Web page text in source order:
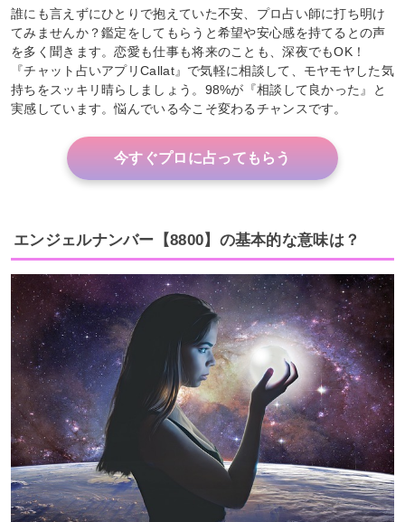
誰にも言えずにひとりで抱えていた不安、プロ占い師に打ち明け
てみませんか？鑑定をしてもらうと希望や安心感を持てるとの声
を多く聞きます。恋愛も仕事も将来のことも、深夜でもOK！
『チャット占いアプリCallat』で気軽に相談して、モヤモヤした気
持ちをスッキリ晴らしましょう。98%が『相談して良かった』と
実感しています。悩んでいる今こそ変わるチャンスです。
今すぐプロに占ってもらう
エンジェルナンバー【8800】の基本的な意味は？